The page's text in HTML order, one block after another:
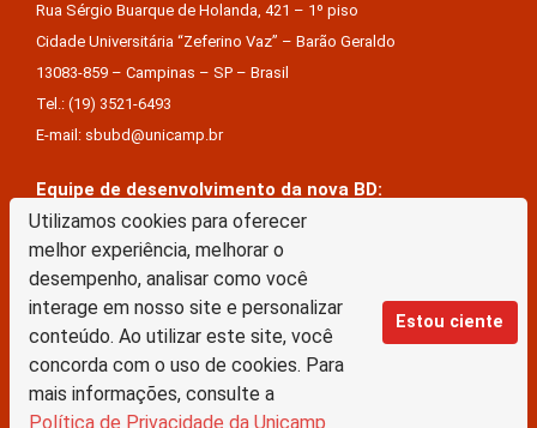
Utilizamos cookies para oferecer
melhor experiência, melhorar o
desempenho, analisar como você
interage em nosso site e personalizar
conteúdo. Ao utilizar este site, você
concorda com o uso de cookies. Para
mais informações, consulte a
Política de Privacidade da Unicamp
Estou ciente
Rua Sérgio Buarque de Holanda, 421 – 1º piso
Cidade Universitária “Zeferino Vaz” – Barão Geraldo
13083-859 – Campinas – SP – Brasil
Tel.: (19) 3521-6493
E-mail: sbubd@unicamp.br
Equipe de desenvolvimento da nova BD:
Keite Aparecida Duarte
Márcio Vinícius De Jesus Almeida
Saul Victor De Castro E Silva
A Biblioteca Digital da Unicamp está licenciado com uma Licença Creative Commons –
Atribuição Sem Derivações 4.0 Internacional